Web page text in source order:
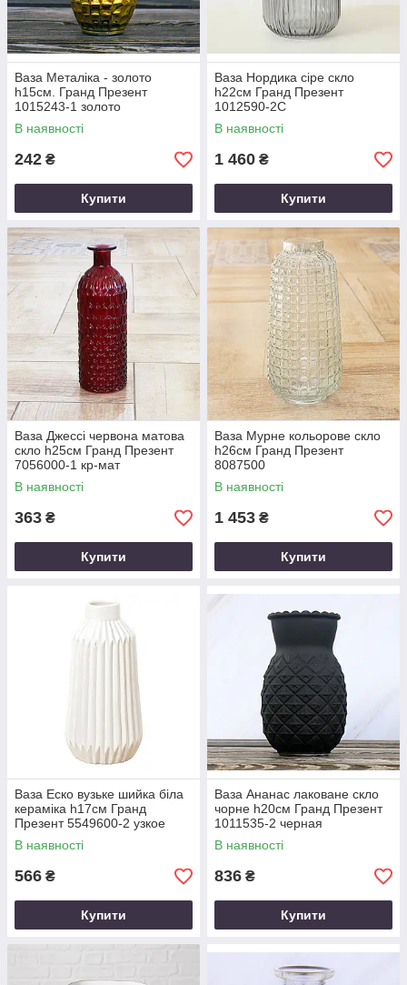
Ваза Металіка - золото
h15см. Гранд Презент
1015243-1 золото
В наявності
242 ₴
Купити
Ваза Нордика сіре скло
h22см Гранд Презент
1012590-2С
В наявності
1 460 ₴
Купити
Ваза Джессі червона матова
скло h25см Гранд Презент
7056000-1 кр-мат
В наявності
363 ₴
Купити
Ваза Мурне кольорове скло
h26см Гранд Презент
8087500
В наявності
1 453 ₴
Купити
Ваза Еско вузьке шийка біла
кераміка h17см Гранд
Презент 5549600-2 узкое
В наявності
566 ₴
Купити
Ваза Ананас лаковане скло
чорне h20см Гранд Презент
1011535-2 черная
В наявності
836 ₴
Купити